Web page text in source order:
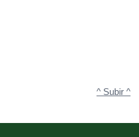
^ Subir ^